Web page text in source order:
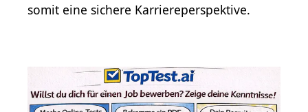
somit eine sichere Karriereperspektive.